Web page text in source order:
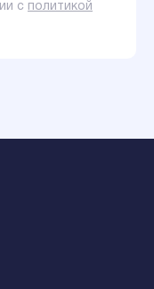
с политикой